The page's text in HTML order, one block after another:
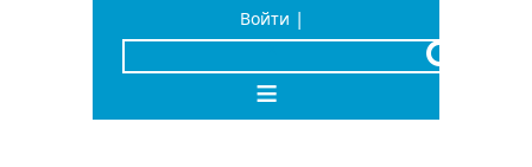
Войти |
x
≡